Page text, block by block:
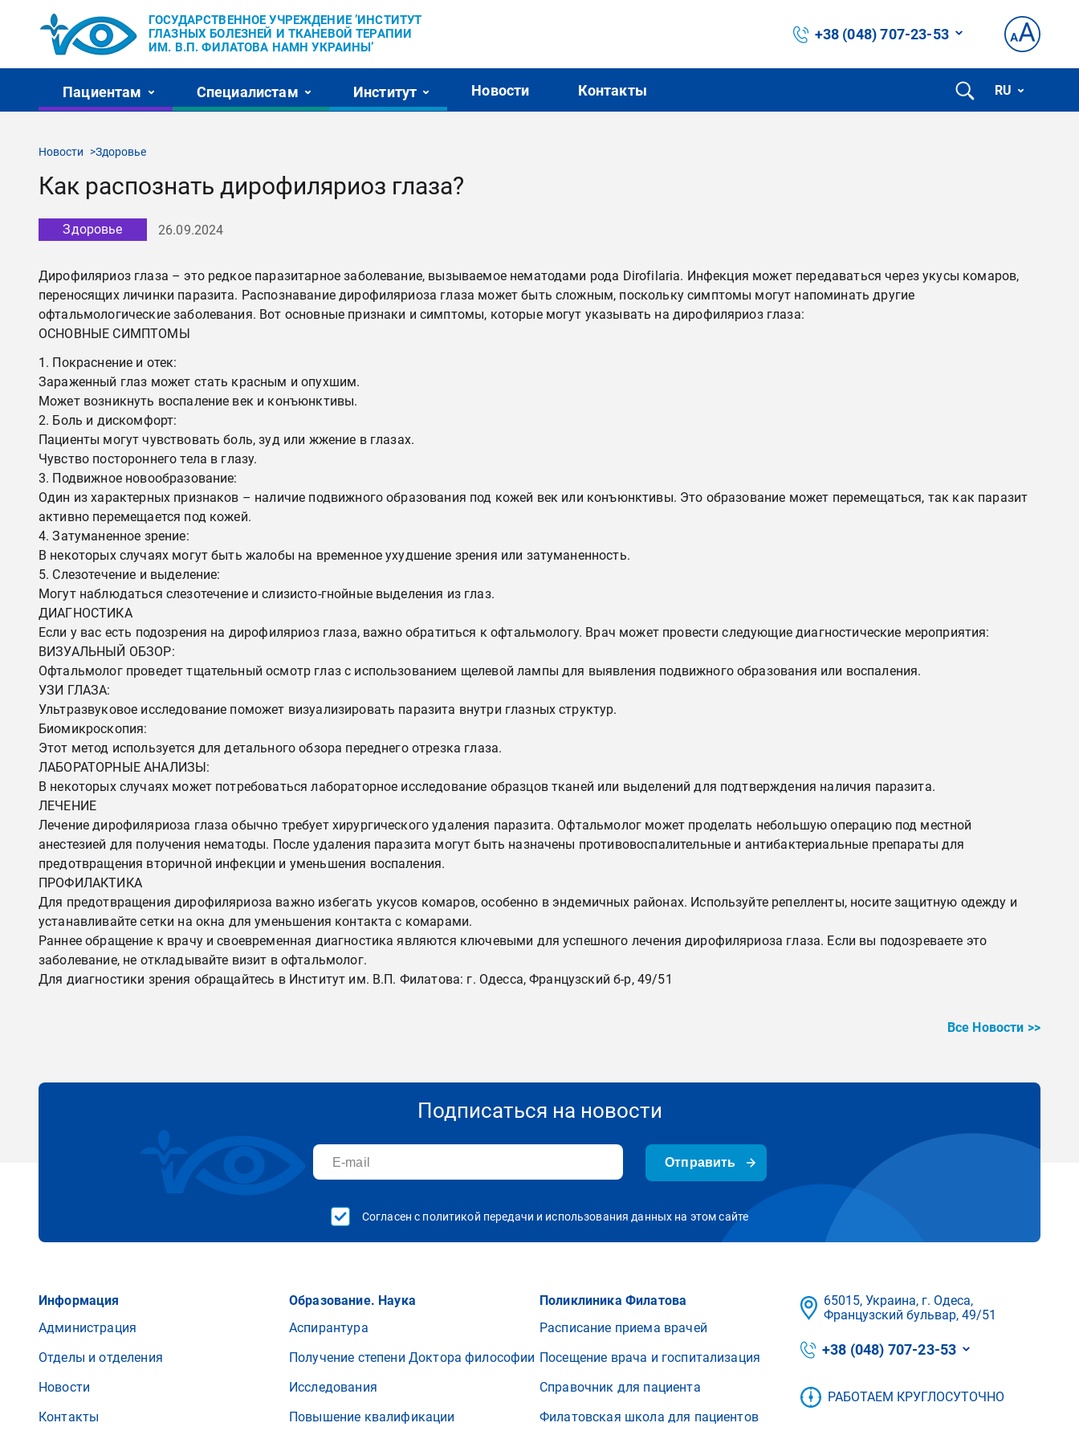
ГОСУДАРСТВЕННОЕ УЧРЕЖДЕНИЕ ’ИНСТИТУТ
ГЛАЗНЫХ БОЛЕЗНЕЙ И ТКАНЕВОЙ ТЕРАПИИ
ИМ. В.П. ФИЛАТОВА НАМН УКРАИНЫ’
+38 (048) 707-23-53
Пациентам Специалистам Институт Новости Контакты RU
Новости Здоровье
Как распознать дирофиляриоз глаза?
Здоровье 26.09.2024
Дирофиляриоз глаза – это редкое паразитарное заболевание, вызываемое нематодами рода Dirofilaria. Инфекция может передаваться через укусы комаров,
переносящих личинки паразита. Распознавание дирофиляриоза глаза может быть сложным, поскольку симптомы могут напоминать другие
офтальмологические заболевания. Вот основные признаки и симптомы, которые могут указывать на дирофиляриоз глаза:
ОСНОВНЫЕ СИМПТОМЫ
Покраснение и отек:
Зараженный глаз может стать красным и опухшим.
Может возникнуть воспаление век и конъюнктивы.
Боль и дискомфорт:
Пациенты могут чувствовать боль, зуд или жжение в глазах.
Чувство постороннего тела в глазу.
Подвижное новообразование:
Один из характерных признаков – наличие подвижного образования под кожей век или конъюнктивы. Это образование может перемещаться, так как паразит
активно перемещается под кожей.
Затуманенное зрение:
В некоторых случаях могут быть жалобы на временное ухудшение зрения или затуманенность.
Слезотечение и выделение:
Могут наблюдаться слезотечение и слизисто-гнойные выделения из глаз.
ДИАГНОСТИКА
Если у вас есть подозрения на дирофиляриоз глаза, важно обратиться к офтальмологу. Врач может провести следующие диагностические мероприятия:
ВИЗУАЛЬНЫЙ ОБЗОР:
Офтальмолог проведет тщательный осмотр глаз с использованием щелевой лампы для выявления подвижного образования или воспаления.
УЗИ ГЛАЗА:
Ультразвуковое исследование поможет визуализировать паразита внутри глазных структур.
Биомикроскопия:
Этот метод используется для детального обзора переднего отрезка глаза.
ЛАБОРАТОРНЫЕ АНАЛИЗЫ:
В некоторых случаях может потребоваться лабораторное исследование образцов тканей или выделений для подтверждения наличия паразита.
ЛЕЧЕНИЕ
Лечение дирофиляриоза глаза обычно требует хирургического удаления паразита. Офтальмолог может проделать небольшую операцию под местной
анестезией для получения нематоды. После удаления паразита могут быть назначены противовоспалительные и антибактериальные препараты для
предотвращения вторичной инфекции и уменьшения воспаления.
ПРОФИЛАКТИКА
Для предотвращения дирофиляриоза важно избегать укусов комаров, особенно в эндемичных районах. Используйте репелленты, носите защитную одежду и
устанавливайте сетки на окна для уменьшения контакта с комарами.
Раннее обращение к врачу и своевременная диагностика являются ключевыми для успешного лечения дирофиляриоза глаза. Если вы подозреваете это
заболевание, не откладывайте визит в офтальмолог.
Для диагностики зрения обращайтесь в Институт им. В.П. Филатова: г. Одесса, Французский б-р, 49/51
Все Новости >>
Подписаться на новости
Отправить
Согласен с политикой передачи и использования данных на этом сайте
Информация
Администрация
Отделы и отделения
Новости
Контакты
Образование. Наука
Аспирантура
Получение степени Доктора философии
Исследования
Повышение квалификации
Поликлиника Филатова
Расписание приема врачей
Посещение врача и госпитализация
Справочник для пациента
Филатовская школа для пациентов
65015, Украина, г. Одеса,
Французский бульвар, 49/51
+38 (048) 707-23-53
РАБОТАЕМ КРУГЛОСУТОЧНО